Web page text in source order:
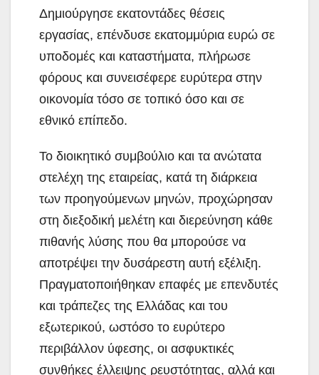
Δημιούργησε εκατοντάδες θέσεις
εργασίας, επένδυσε εκατομμύρια ευρώ σε
υποδομές και καταστήματα, πλήρωσε
φόρους και συνεισέφερε ευρύτερα στην
οικονομία τόσο σε τοπικό όσο και σε
εθνικό επίπεδο.
Το διοικητικό συμβούλιο και τα ανώτατα
στελέχη της εταιρείας, κατά τη διάρκεια
των προηγούμενων μηνών, προχώρησαν
στη διεξοδική μελέτη και διερεύνηση κάθε
πιθανής λύσης που θα μπορούσε να
αποτρέψει την δυσάρεστη αυτή εξέλιξη.
Πραγματοποιήθηκαν επαφές με επενδυτές
και τράπεζες της Ελλάδας και του
εξωτερικού, ωστόσο το ευρύτερο
περιβάλλον ύφεσης, οι ασφυκτικές
συνθήκες έλλειψης ρευστότητας, αλλά και